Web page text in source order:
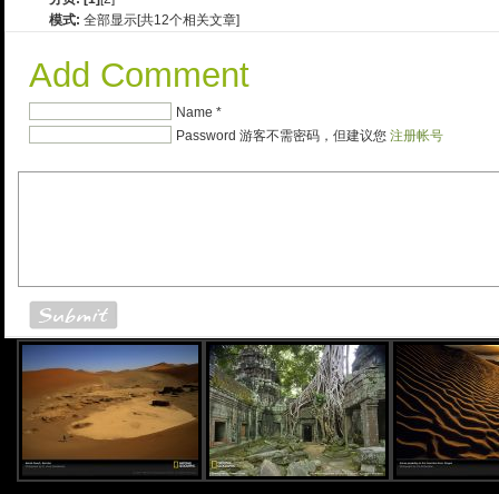
模式: 全部显示[共12个相关文章]
Add Comment
Name *
Password 游客不需密码，但建议您 注册帐号